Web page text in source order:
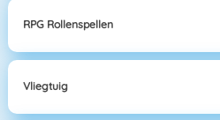
RPG Rollenspellen
Vliegtuig